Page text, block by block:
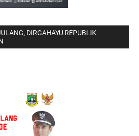
DIRGAHAYU REPUBLIK